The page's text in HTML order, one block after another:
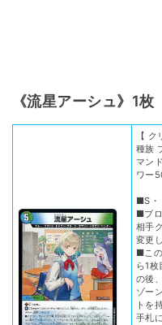
《流星アーシュ》1枚
【 ク
種族
マン
ワー
■S・
■ブ
相手
変更
■こ
ら1
の後
ゾー
トを
手札